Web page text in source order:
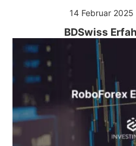
14 Februar 2025
BDSwiss